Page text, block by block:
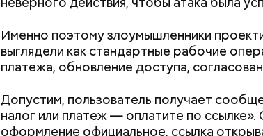
Именно поэтому злоумышленники
выглядели как стандартные рабочие
платежа, обновление доступа,
Допустим, пользователь получает
налог или платеж — оплатите по
оформление официальное, ссылка
В Международный день холостяка все